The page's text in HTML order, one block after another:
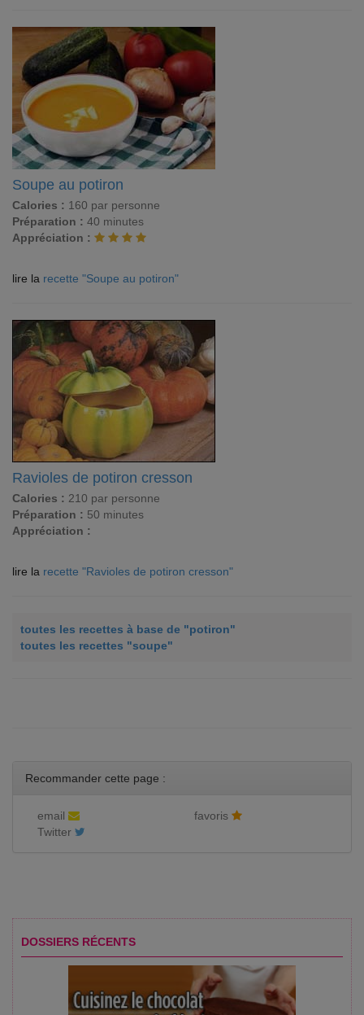
Soupe au potiron
Calories : 160 par personne
Préparation : 40 minutes
Appréciation :
lire la recette "Soupe au potiron"
Ravioles de potiron cresson
Calories : 210 par personne
Préparation : 50 minutes
Appréciation :
lire la recette "Ravioles de potiron cresson"
toutes les recettes à base de "potiron"
toutes les recettes "soupe"
Recommander cette page :
email
favoris
Twitter
DOSSIERS RÉCENTS